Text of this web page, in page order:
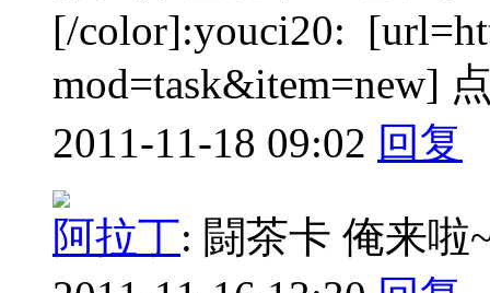
[/color]:youci20:
mod=task&item=new]
2011-11-18 09:02 回复
阿拉丁: 闘茶卡 俺来啦